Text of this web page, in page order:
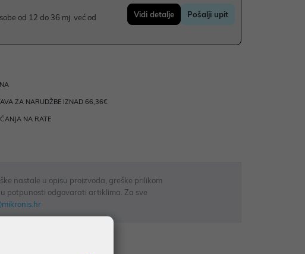
od 12 do 36 mj. već od Vidi detalje Pošalji upit
ZA NARUDŽBE IZNAD 66,36€
NA RATE
nastale u opisu proizvoda, greške prilikom
potpunosti odgovarati artiklima. Za sve